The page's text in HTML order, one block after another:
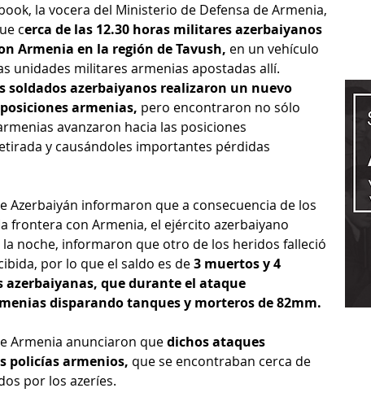
la vocera del Ministerio de Defensa de Armenia,
cerca de las 12.30 horas militares azerbaiyanos
Armenia en la región de Tavush, en un vehículo
unidades militares armenias apostadas allí.
soldados azerbaiyanos realizaron un nuevo
armenias, pero encontraron no sólo
avanzaron hacia las posiciones
y causándoles importantes pérdidas
Azerbaiyán informaron que a consecuencia de los
frontera con Armenia, el ejército azerbaiyano
noche, informaron que otro de los heridos falleció
por lo que el saldo es de 3 muertos y 4
azerbaiyanas, que durante el ataque
disparando tanques y morteros de 82mm.
Armenia anunciaron que dichos ataques
policías armenios, que se encontraban cerca de
por los azeríes.